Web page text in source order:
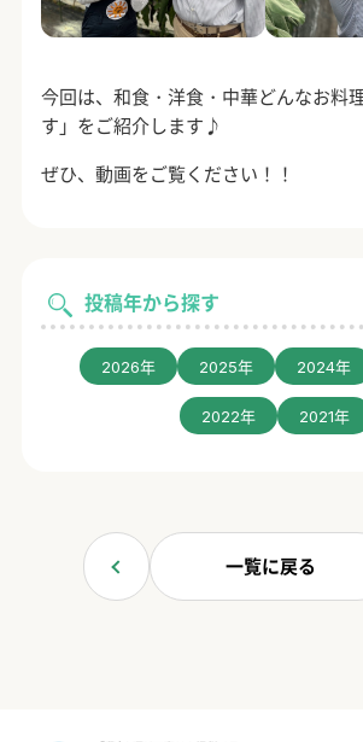
投稿年から探す
2026年 2025年 2024年
2022年 2021年
今回は、和食・洋食・中華どんなお料
す」をご紹介します♪
ぜひ、動画をご覧ください！！
一覧に戻る